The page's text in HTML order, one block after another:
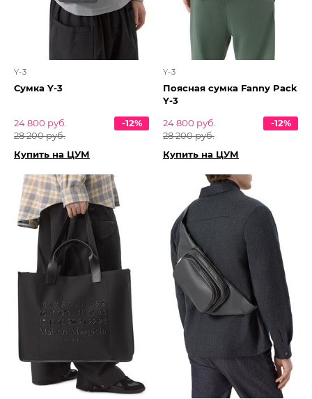
Y-3
Сумка Y-3
24 800 руб.
28 200 руб.
-12%
Купить на ЦУМ
Y-3
Поясная сумка Fanny Pack
Y-3
24 800 руб.
28 200 руб.
-12%
Купить на ЦУМ